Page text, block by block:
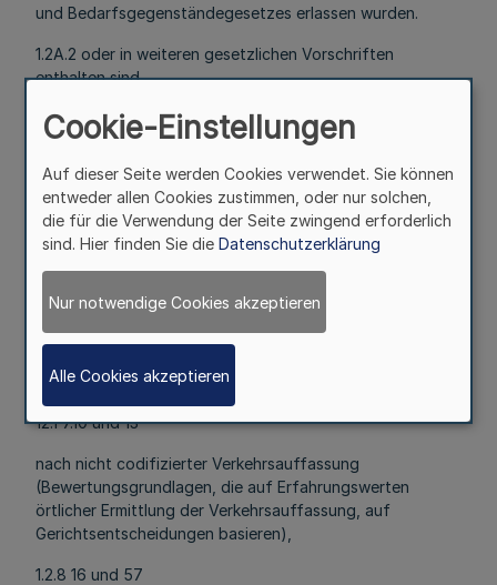
und Bedarfsgegenständegesetzes erlassen wurden.
1.2A.2 oder in weiteren gesetzlichen Vorschriften
enthalten sind,
1.2.5 5,8 und 11
Rechtssatznormen stützen (Verordnungen),
1.2.6 6.9 und 12
sie im Deutschen Lebensmittelbüch niedergelegt sind,
oder Richtlinien, die Anerkennung seitens der amtlichen
örtliche Vereinbarungen mit Gewerbeverbänden),
12.1 7.10 und 13
nach nicht codifizierter Verkehrsauffassung
(Bewertungsgrundlagen, die auf Erfahrungswerten
örtlicher Ermittlung der Verkehrsauffassung, auf
Gerichtsentscheidungen basieren),
1.2.8 16 und 57
Cookie-Einstellungen
Auf dieser Seite werden Cookies verwendet. Sie können
entweder allen Cookies zustimmen, oder nur solchen,
die für die Verwendung der Seite zwingend erforderlich
sind. Hier finden Sie die Datenschutzerklärung
Nur notwendige Cookies akzeptieren
Alle Cookies akzeptieren